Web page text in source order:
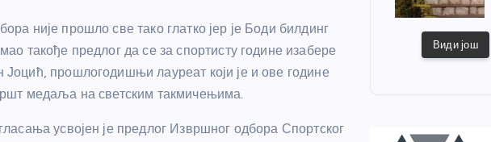
није прошло све тако глатко јер је Боди билдинг
такође предлог да се за спортисту године изабере
прошлогодишњи лауреат који је и ове године
медаља на светским такмичењима.
усвојен је предлог Извршног одбора Спортског
Види још